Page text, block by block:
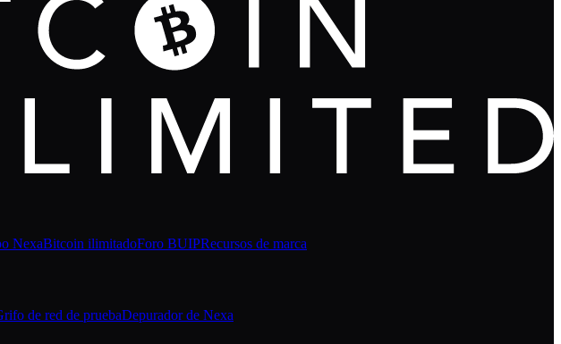
NexaBitcoin ilimitadoForo BUIPRecursos de marca
de red de pruebaDepurador de Nexa